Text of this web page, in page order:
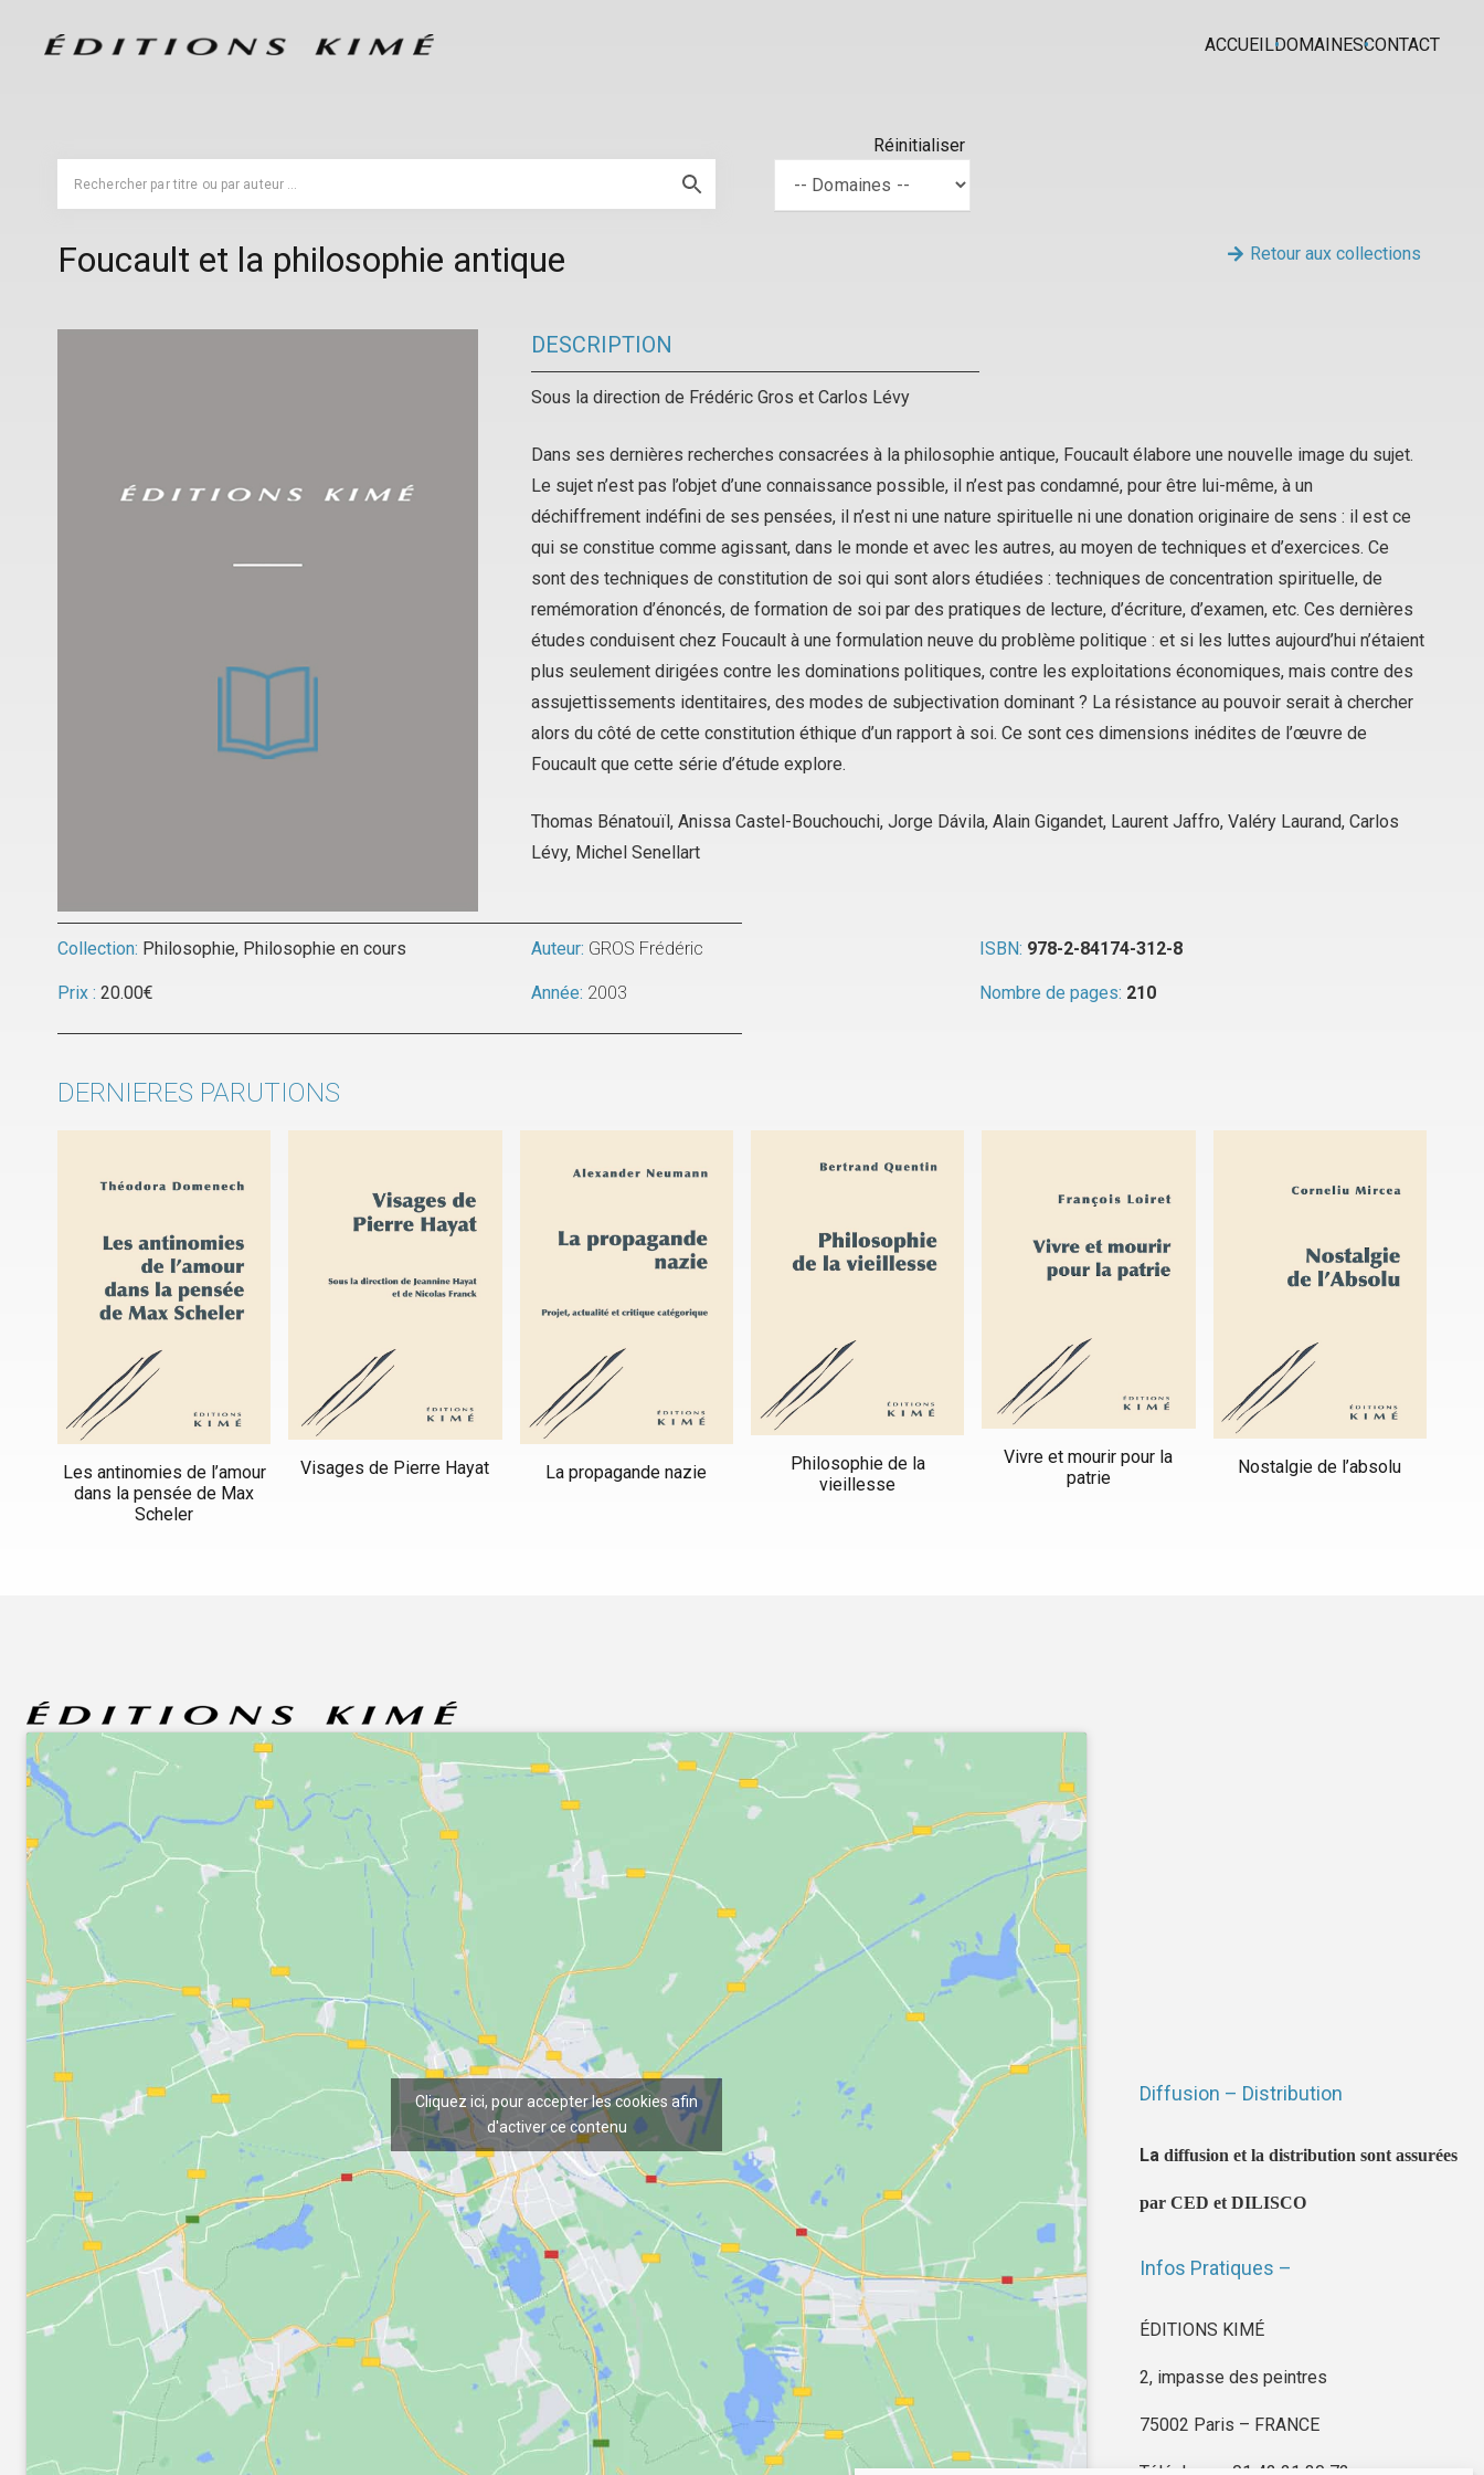
ACCUEILDOMAINESCONTACT
Réinitialiser
Foucault et la philosophie antique Retour aux collections
DESCRIPTION
Sous la direction de Frédéric Gros et Carlos Lévy
Dans ses dernières recherches consacrées à la philosophie antique, Foucault élabore une nouvelle image du sujet.
Le sujet n’est pas l’objet d’une connaissance possible, il n’est pas condamné, pour être lui-même, à un
déchiffrement indéfini de ses pensées, il n’est ni une nature spirituelle ni une donation originaire de sens : il est ce
qui se constitue comme agissant, dans le monde et avec les autres, au moyen de techniques et d’exercices. Ce
sont des techniques de constitution de soi qui sont alors étudiées : techniques de concentration spirituelle, de
remémoration d’énoncés, de formation de soi par des pratiques de lecture, d’écriture, d’examen, etc. Ces dernières
études conduisent chez Foucault à une formulation neuve du problème politique : et si les luttes aujourd’hui n’étaient
plus seulement dirigées contre les dominations politiques, contre les exploitations économiques, mais contre des
assujettissements identitaires, des modes de subjectivation dominant ? La résistance au pouvoir serait à chercher
alors du côté de cette constitution éthique d’un rapport à soi. Ce sont ces dimensions inédites de l’œuvre de
Foucault que cette série d’étude explore.
Thomas Bénatouïl, Anissa Castel-Bouchouchi, Jorge Dávila, Alain Gigandet, Laurent Jaffro, Valéry Laurand, Carlos
Lévy, Michel Senellart
Collection: Philosophie, Philosophie en cours
Prix : 20.00€
Auteur: GROS Frédéric ISBN: 978-2-84174-312-8
Année: 2003 Nombre de pages: 210
DERNIERES PARUTIONS
Les antinomies de l’amour
dans la pensée de Max
Scheler
Visages de Pierre Hayat La propagande nazie
Philosophie de la
vieillesse
Vivre et mourir pour la
patrie
Nostalgie de l’absolu
Cliquez ici, pour accepter les cookies afin
d'activer ce contenu
Diffusion – Distribution
La diffusion et la distribution sont assurées
par CED et DILISCO
Infos Pratiques –
ÉDITIONS KIMÉ
2, impasse des peintres
75002 Paris – FRANCE